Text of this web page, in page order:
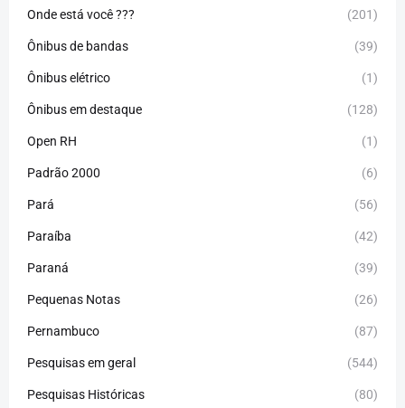
Onde está você ??? (201)
Ônibus de bandas (39)
Ônibus elétrico (1)
Ônibus em destaque (128)
Open RH (1)
Padrão 2000 (6)
Pará (56)
Paraíba (42)
Paraná (39)
Pequenas Notas (26)
Pernambuco (87)
Pesquisas em geral (544)
Pesquisas Históricas (80)